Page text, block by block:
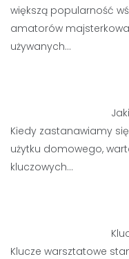
większą popularność
amatorów
używanych…
Kiedy zastanawiamy
użytku domowego,
kluczowych…
Klucze warsztatowe